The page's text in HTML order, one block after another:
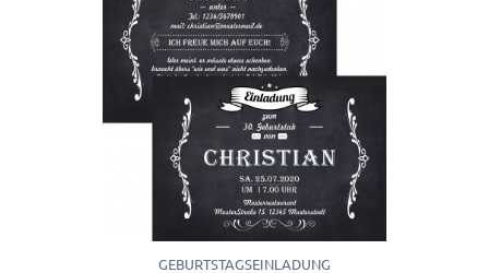
GEBURTSTAGSEINLADUNG